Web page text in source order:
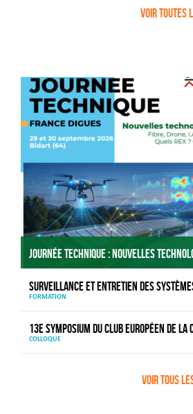
Voir toutes
Journée technique : Nouvelles
Surveillance et entretien des
FORMATION
13e Symposium du Club européen de la
COLLOQUE
Voir tous